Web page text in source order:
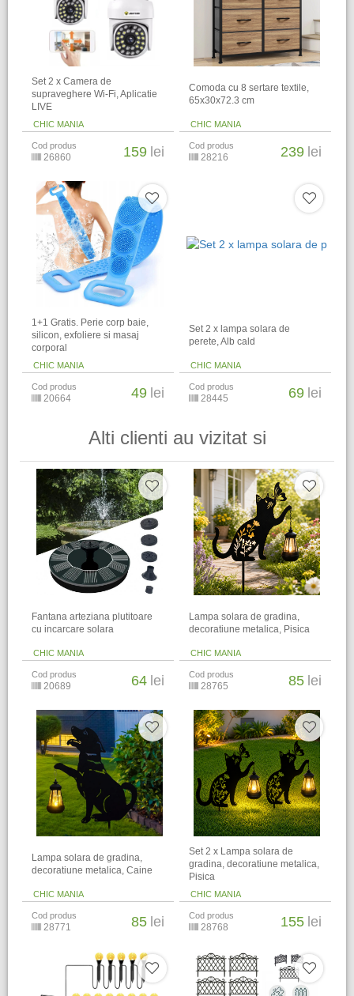
Set 2 x Camera de
supraveghere Wi-Fi, Aplicatie
LIVE
CHIC MANIA
Cod produs
26860 159 lei
Comoda cu 8 sertare textile,
65x30x72.3 cm
CHIC MANIA
Cod produs
28216 239 lei
1+1 Gratis. Perie corp baie,
silicon, exfoliere si masaj
corporal
CHIC MANIA
Cod produs
20664 49 lei
Set 2 x lampa solara de
perete, Alb cald
CHIC MANIA
Cod produs
28445 69 lei
Alti clienti au vizitat si
Fantana arteziana plutitoare
cu incarcare solara
CHIC MANIA
Cod produs
20689 64 lei
Lampa solara de gradina,
decoratiune metalica, Pisica
CHIC MANIA
Cod produs
28765 85 lei
Lampa solara de gradina,
decoratiune metalica, Caine
CHIC MANIA
Cod produs
28771 85 lei
Set 2 x Lampa solara de
gradina, decoratiune metalica,
Pisica
CHIC MANIA
Cod produs
28768 155 lei